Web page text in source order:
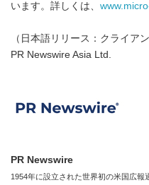
います。詳しくは、
（日本語リリース：クライア
PR Newswire Asia Ltd.
PR Newswire
1954年に設立された世界初の米国広